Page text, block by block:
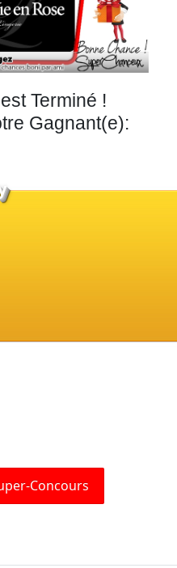
Terminé !
Gagnant(e):
Concours